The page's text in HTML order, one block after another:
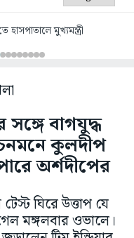
মুখ্যমন্ত্রী
বাগযুদ্ধ
কুলদীপ
অর্শদীপের
ঘিরে উত্তাপ যে
মঙ্গলবার ওভালে।